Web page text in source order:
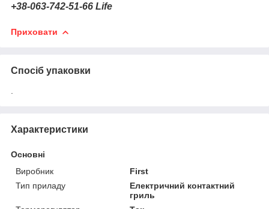
+38-063-742-51-66 Life
Приховати
Спосіб упаковки
Характеристики
Основні
Виробник
First
Тип приладу
Електричний контактний
гриль